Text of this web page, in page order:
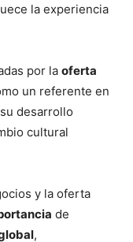
la experiencia
por la oferta
un referente en
desarrollo
cultural
y la oferta
de
,